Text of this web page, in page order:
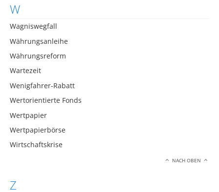
W
Wagniswegfall
Währungsanleihe
Währungsreform
Wartezeit
Wenigfahrer-Rabatt
Wertorientierte Fonds
Wertpapier
Wertpapierbörse
Wirtschaftskrise
NACH OBEN
Z